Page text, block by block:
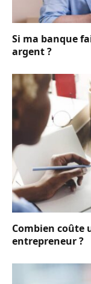
Si ma banque
argent ?
Combien coûte
entrepreneur ?